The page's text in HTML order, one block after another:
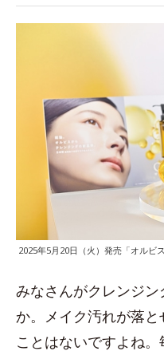
2025年5月20日（火）発売「オルビ
みなさんがクレンジ
か。メイク汚れが落
ことはないですよね